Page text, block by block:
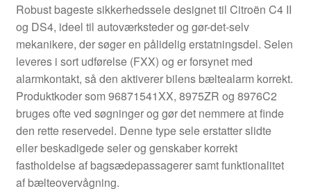
Robust bageste sikkerhedssele designet til Citroën C4 II
og DS4, ideel til autoværksteder og gør-det-selv
mekanikere, der søger en pålidelig erstatningsdel. Selen
leveres i sort udførelse (FXX) og er forsynet med
alarmkontakt, så den aktiverer bilens bæltealarm korrekt.
Produktkoder som 96871541XX, 8975ZR og 8976C2
bruges ofte ved søgninger og gør det nemmere at finde
den rette reservedel. Denne type sele erstatter slidte
eller beskadigede seler og genskaber korrekt
fastholdelse af bagsædepassagerer samt funktionalitet
af bælteovervågning.